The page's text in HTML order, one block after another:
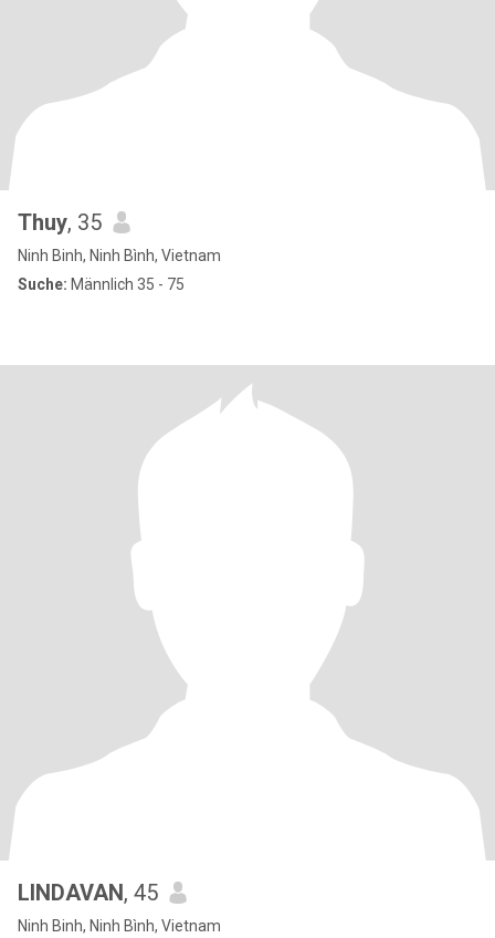
Thuy, 35
Ninh Binh, Ninh Bình, Vietnam
Suche: Männlich 35 - 75
LINDAVAN, 45
Ninh Binh, Ninh Bình, Vietnam